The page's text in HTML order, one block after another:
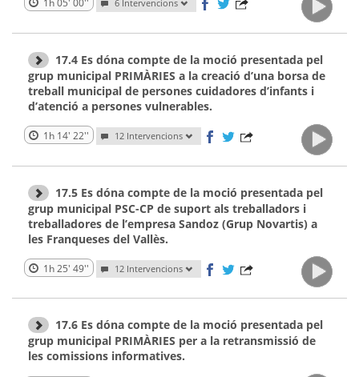
6 Intervencions
17.4 Es dóna compte de la moció presentada pel
grup municipal PRIMÀRIES a la creació d’una borsa de
treball municipal de persones cuidadores d’infants i
d’atenció a persones vulnerables.
1h 14' 22'' 12 Intervencions
17.5 Es dóna compte de la moció presentada pel
grup municipal PSC-CP de suport als treballadors i
treballadores de l’empresa Sandoz (Grup Novartis) a
les Franqueses del Vallès.
1h 25' 49'' 12 Intervencions
17.6 Es dóna compte de la moció presentada pel
grup municipal PRIMÀRIES per a la retransmissió de
les comissions informatives.